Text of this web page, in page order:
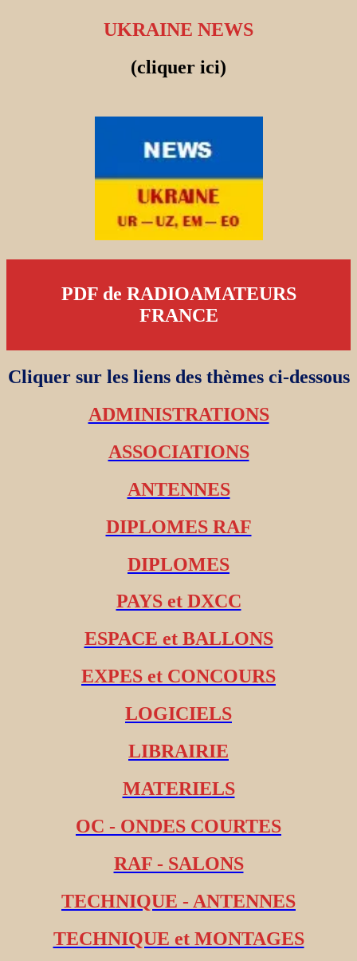
UKRAINE NEWS
(cliquer ici)
PDF de RADIOAMATEURS
FRANCE
Cliquer sur les liens des thèmes ci-dessous
ADMINISTRATIONS
ASSOCIATIONS
ANTENNES
DIPLOMES RAF
DIPLOMES
PAYS et DXCC
ESPACE et BALLONS
EXPES et CONCOURS
LOGICIELS
LIBRAIRIE
MATERIELS
OC - ONDES COURTES
RAF - SALONS
TECHNIQUE - ANTENNES
TECHNIQUE et MONTAGES